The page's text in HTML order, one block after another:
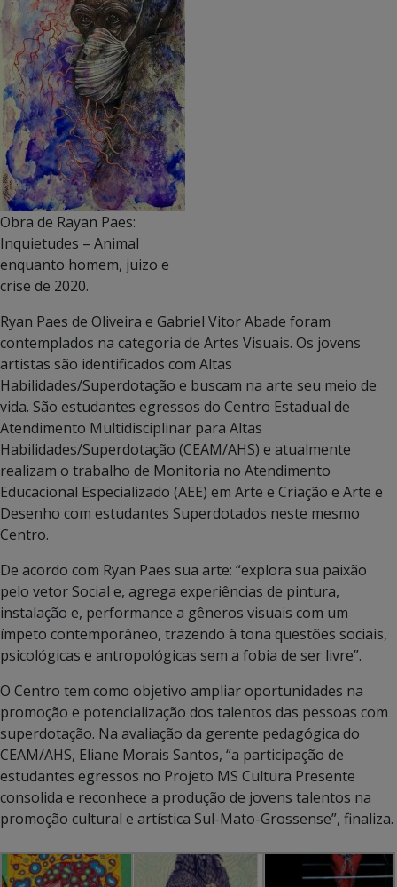
Obra de Rayan Paes:
Inquietudes – Animal
enquanto homem, juizo e
crise de 2020.
Ryan Paes de Oliveira e Gabriel Vitor Abade foram
contemplados na categoria de Artes Visuais. Os jovens
artistas são identificados com Altas
Habilidades/Superdotação e buscam na arte seu meio de
vida. São estudantes egressos do Centro Estadual de
Atendimento Multidisciplinar para Altas
Habilidades/Superdotação (CEAM/AHS) e atualmente
realizam o trabalho de Monitoria no Atendimento
Educacional Especializado (AEE) em Arte e Criação e Arte e
Desenho com estudantes Superdotados neste mesmo
Centro.
De acordo com Ryan Paes sua arte: “explora sua paixão
pelo vetor Social e, agrega experiências de pintura,
instalação e, performance a gêneros visuais com um
ímpeto contemporâneo, trazendo à tona questões sociais,
psicológicas e antropológicas sem a fobia de ser livre”.
O Centro tem como objetivo ampliar oportunidades na
promoção e potencialização dos talentos das pessoas com
superdotação. Na avaliação da gerente pedagógica do
CEAM/AHS, Eliane Morais Santos, “a participação de
estudantes egressos no Projeto MS Cultura Presente
consolida e reconhece a produção de jovens talentos na
promoção cultural e artística Sul-Mato-Grossense”, finaliza.